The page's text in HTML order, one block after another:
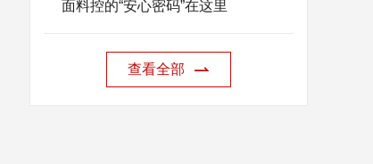
面料控的“安心密码”在这里
查看全部